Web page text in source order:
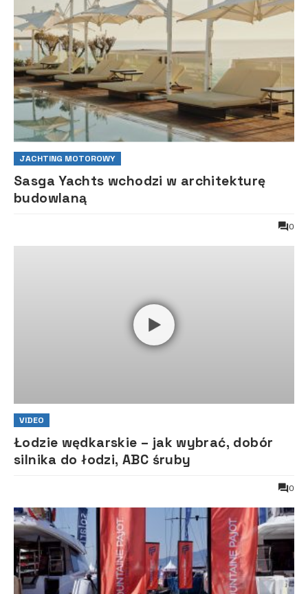
JACHTING MOTOROWY
Sasga Yachts wchodzi w architekturę
budowlaną
0
VIDEO
Łodzie wędkarskie – jak wybrać, dobór
silnika do łodzi, ABC śruby
0